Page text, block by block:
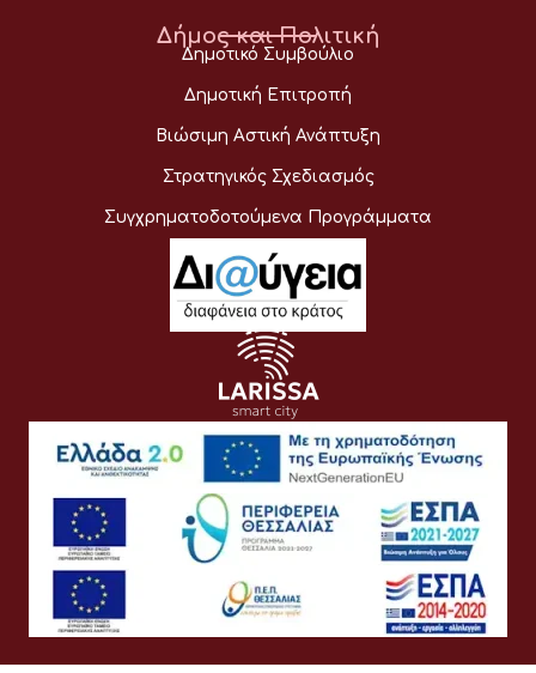
Δήμος και Πολιτική
Δημοτικό Συμβούλιο
Δημοτική Επιτροπή
Βιώσιμη Αστική Ανάπτυξη
Στρατηγικός Σχεδιασμός
Συγχρηματοδοτούμενα Προγράμματα